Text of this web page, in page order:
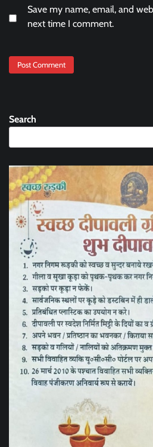
Save my name, email, and
next time I comment.
Search